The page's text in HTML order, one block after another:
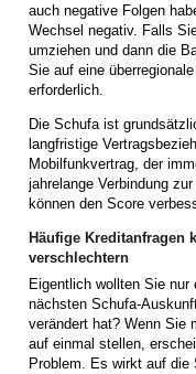
auch negative Folgen
Wechsel negativ. Falls
umziehen und dann die
Sie auf eine
erforderlich.
Die Schufa ist
langfristige
Mobilfunkvertrag, der
jahrelange Verbindung
können den Score
Häufige Kreditanfragen
verschlechtern
Eigentlich wollten Sie
nächsten Schufa-
verändert hat? Wenn Sie
auf einmal stellen,
Problem. Es wirkt auf die